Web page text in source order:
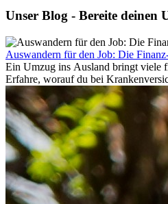
Unser Blog - Bereite deinen
Auswandern für den Job: Die
Ein Umzug ins Ausland bringt viele
Erfahre, worauf du bei
Rücklagen und Budgetplanung
im Ausland reibungslos gelingt.